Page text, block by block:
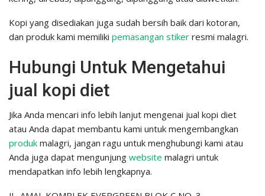
Kopi yang disediakan juga sudah bersih baik dari kotoran,
dan produk kami memiliki pemasangan stiker resmi malagri.
Hubungi Untuk Mengetahui
jual kopi diet
Jika Anda mencari info lebih lanjut mengenai jual kopi diet
atau Anda dapat membantu kami untuk mengembangkan
produk malagri, jangan ragu untuk menghubungi kami atau
Anda juga dapat mengunjung website malagri untuk
mendapatkan info lebih lengkapnya.